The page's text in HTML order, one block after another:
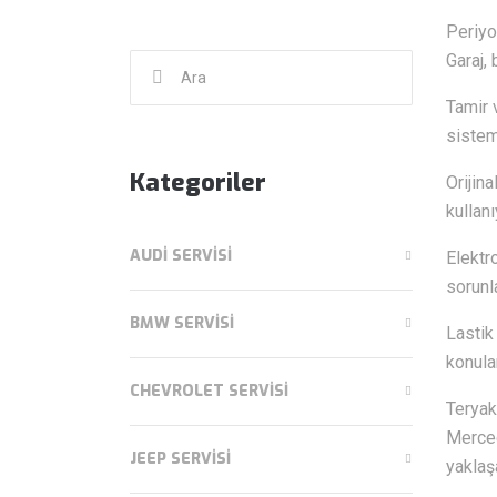
Tamir
Lastik
Kategoriler
AUDI SERVISI
BMW SERVISI
CHEVROLET SERVISI
JEEP SERVISI